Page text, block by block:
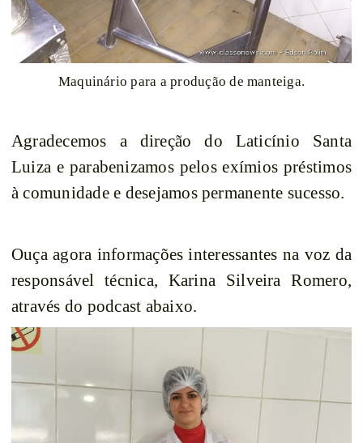
Maquinário para a produção de manteiga.
Agradecemos a direção do Laticínio Santa
Luiza e parabenizamos pelos exímios préstimos
à comunidade e desejamos permanente sucesso.
Ouça agora informações interessantes na voz da
responsável técnica, Karina Silveira Romero,
através do podcast abaixo.